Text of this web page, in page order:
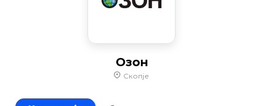
Озон
Скопје